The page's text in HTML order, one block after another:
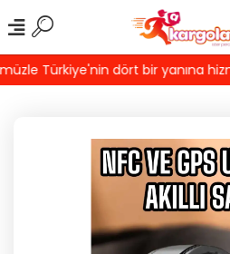
Türkiye'nin dört bir yanına